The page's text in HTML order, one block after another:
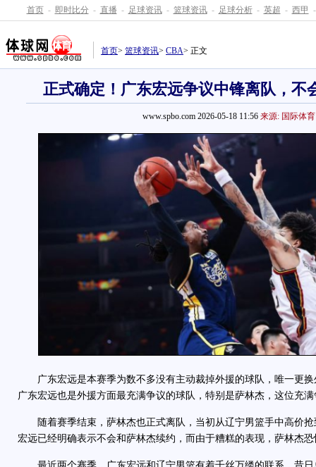
首页 - 即时比分 - 直播 - 足球资讯 - 篮球资讯 - 足球分析 - 英超 - 西甲 -
首页> 篮球资讯> CBA> 正文
正式确定！广东宏远争议中锋离队，不
www.spbo.com 2026-05-18 11:56 来源: 国际体育
广东宏远是本赛季为数不多没有主动裁掉外援的球队，唯一更换
广东宏远也是外援方面最充满争议的球队，特别是萨林杰，这位充
随着赛季结束，萨林杰也正式离队，当初从辽宁男篮手中高价抢
宏远已经明确表示不会和萨林杰续约，而由于糟糕的表现，萨林杰